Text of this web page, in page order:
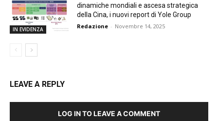
IN EVIDENZA
dinamiche mondiali e ascesa strategica
della Cina, i nuovi report di Yole Group
Redazione - Novembre 14, 2025
LEAVE A REPLY
LOG IN TO LEAVE A COMMENT